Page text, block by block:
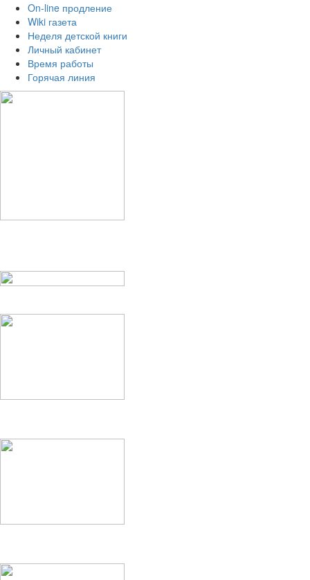
On-line продление
Wiki газета
Неделя детской книги
Личный кабинет
Время работы
Горячая линия